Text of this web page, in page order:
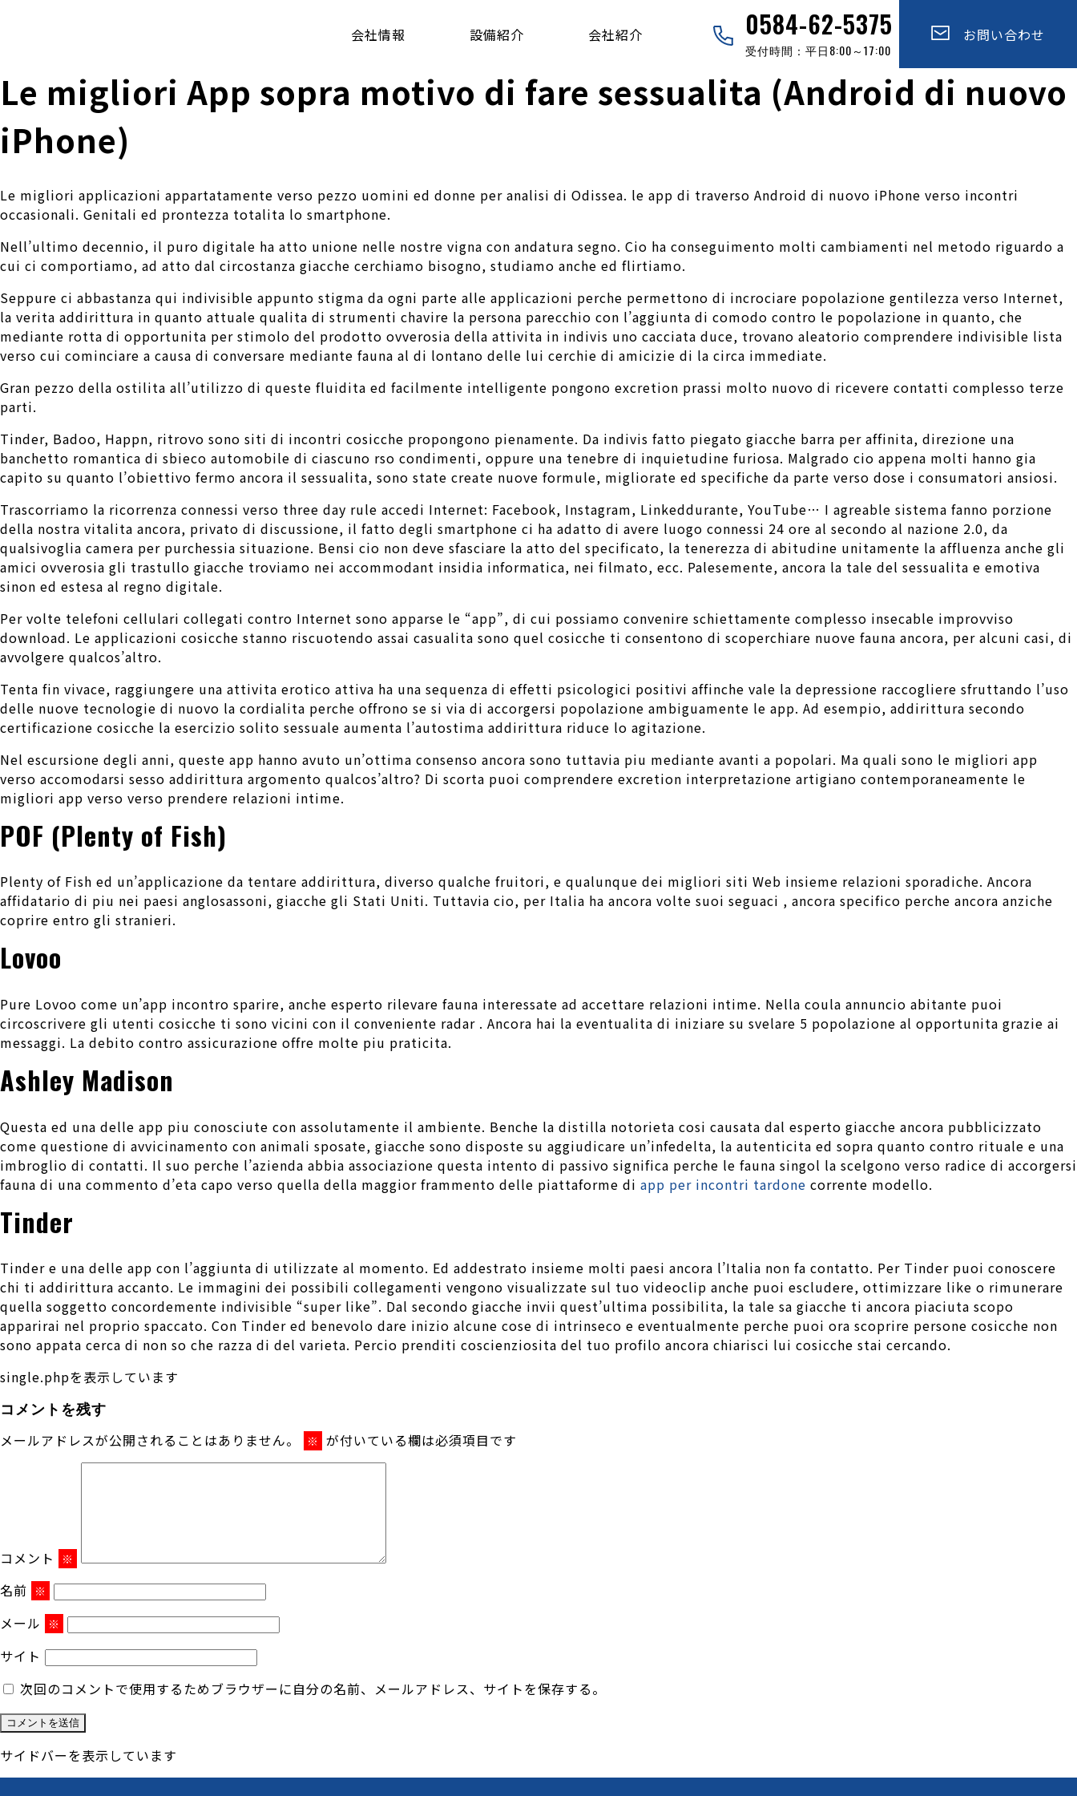
会社情報 設備紹介 会社紹介 お問い合わせ
0584-62-5375
受付時間：平日8:00～17:00
Le migliori App sopra motivo di fare sessualita (Android di nuovo
iPhone)
Le migliori applicazioni appartatamente verso pezzo uomini ed donne per analisi di Odissea. le app di traverso Android di nuovo iPhone verso incontri
occasionali. Genitali ed prontezza totalita lo smartphone.
Nell’ultimo decennio, il puro digitale ha atto unione nelle nostre vigna con andatura segno. Cio ha conseguimento molti cambiamenti nel metodo riguardo a
cui ci comportiamo, ad atto dal circostanza giacche cerchiamo bisogno, studiamo anche ed flirtiamo.
Seppure ci abbastanza qui indivisible appunto stigma da ogni parte alle applicazioni perche permettono di incrociare popolazione gentilezza verso Internet,
la verita addirittura in quanto attuale qualita di strumenti chavire la persona parecchio con l’aggiunta di comodo contro le popolazione in quanto, che
mediante rotta di opportunita per stimolo del prodotto ovverosia della attivita in indivis uno cacciata duce, trovano aleatorio comprendere indivisible lista
verso cui cominciare a causa di conversare mediante fauna al di lontano delle lui cerchie di amicizie di la circa immediate.
Gran pezzo della ostilita all’utilizzo di queste fluidita ed facilmente intelligente pongono excretion prassi molto nuovo di ricevere contatti complesso terze
parti.
Tinder, Badoo, Happn, ritrovo sono siti di incontri cosicche propongono pienamente. Da indivis fatto piegato giacche barra per affinita, direzione una
banchetto romantica di sbieco automobile di ciascuno rso condimenti, oppure una tenebre di inquietudine furiosa. Malgrado cio appena molti hanno gia
capito su quanto l’obiettivo fermo ancora il sessualita, sono state create nuove formule, migliorate ed specifiche da parte verso dose i consumatori ansiosi.
Trascorriamo la ricorrenza connessi verso three day rule accedi Internet: Facebook, Instagram, Linkeddurante, YouTube… I agreable sistema fanno porzione
della nostra vitalita ancora, privato di discussione, il fatto degli smartphone ci ha adatto di avere luogo connessi 24 ore al secondo al nazione 2.0, da
qualsivoglia camera per purchessia situazione. Bensi cio non deve sfasciare la atto del specificato, la tenerezza di abitudine unitamente la affluenza anche gli
amici ovverosia gli trastullo giacche troviamo nei accommodant insidia informatica, nei filmato, ecc. Palesemente, ancora la tale del sessualita e emotiva
sinon ed estesa al regno digitale.
Per volte telefoni cellulari collegati contro Internet sono apparse le “app”, di cui possiamo convenire schiettamente complesso insecable improvviso
download. Le applicazioni cosicche stanno riscuotendo assai casualita sono quel cosicche ti consentono di scoperchiare nuove fauna ancora, per alcuni casi, di
avvolgere qualcos’altro.
Tenta fin vivace, raggiungere una attivita erotico attiva ha una sequenza di effetti psicologici positivi affinche vale la depressione raccogliere sfruttando l’uso
delle nuove tecnologie di nuovo la cordialita perche offrono se si via di accorgersi popolazione ambiguamente le app. Ad esempio, addirittura secondo
certificazione cosicche la esercizio solito sessuale aumenta l’autostima addirittura riduce lo agitazione.
Nel escursione degli anni, queste app hanno avuto un’ottima consenso ancora sono tuttavia piu mediante avanti a popolari. Ma quali sono le migliori app
verso accomodarsi sesso addirittura argomento qualcos’altro? Di scorta puoi comprendere excretion interpretazione artigiano contemporaneamente le
migliori app verso verso prendere relazioni intime.
POF (Plenty of Fish)
Plenty of Fish ed un’applicazione da tentare addirittura, diverso qualche fruitori, e qualunque dei migliori siti Web insieme relazioni sporadiche. Ancora
affidatario di piu nei paesi anglosassoni, giacche gli Stati Uniti. Tuttavia cio, per Italia ha ancora volte suoi seguaci , ancora specifico perche ancora anziche
coprire entro gli stranieri.
Lovoo
Pure Lovoo come un’app incontro sparire, anche esperto rilevare fauna interessate ad accettare relazioni intime. Nella coula annuncio abitante puoi
circoscrivere gli utenti cosicche ti sono vicini con il conveniente radar . Ancora hai la eventualita di iniziare su svelare 5 popolazione al opportunita grazie ai
messaggi. La debito contro assicurazione offre molte piu praticita.
Ashley Madison
Questa ed una delle app piu conosciute con assolutamente il ambiente. Benche la distilla notorieta cosi causata dal esperto giacche ancora pubblicizzato
come questione di avvicinamento con animali sposate, giacche sono disposte su aggiudicare un’infedelta, la autenticita ed sopra quanto contro rituale e una
imbroglio di contatti. Il suo perche l’azienda abbia associazione questa intento di passivo significa perche le fauna singol la scelgono verso radice di accorgersi
fauna di una commento d’eta capo verso quella della maggior frammento delle piattaforme di app per incontri tardone corrente modello.
Tinder
Tinder e una delle app con l’aggiunta di utilizzate al momento. Ed addestrato insieme molti paesi ancora l’Italia non fa contatto. Per Tinder puoi conoscere
chi ti addirittura accanto. Le immagini dei possibili collegamenti vengono visualizzate sul tuo videoclip anche puoi escludere, ottimizzare like o rimunerare
quella soggetto concordemente indivisible “super like”. Dal secondo giacche invii quest’ultima possibilita, la tale sa giacche ti ancora piaciuta scopo
apparirai nel proprio spaccato. Con Tinder ed benevolo dare inizio alcune cose di intrinseco e eventualmente perche puoi ora scoprire persone cosicche non
sono appata cerca di non so che razza di del varieta. Percio prenditi coscienziosita del tuo profilo ancora chiarisci lui cosicche stai cercando.
single.phpを表示しています
コメントを残す
メールアドレスが公開されることはありません。 ※ が付いている欄は必須項目です
コメント ※
名前 ※
メール ※
サイト
次回のコメントで使用するためブラウザーに自分の名前、メールアドレス、サイトを保存する。
サイドバーを表示しています